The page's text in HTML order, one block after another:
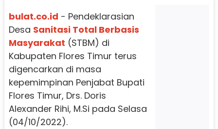
bulat.co.id - Pendeklarasian
Desa Sanitasi Total Berbasis
Masyarakat (STBM) di
Kabupaten Flores Timur terus
digencarkan di masa
kepemimpinan Penjabat Bupati
Flores Timur, Drs. Doris
Alexander Rihi, M.Si pada Selasa
(04/10/2022).